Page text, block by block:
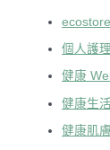
個人護
健康
健康生
健康肌